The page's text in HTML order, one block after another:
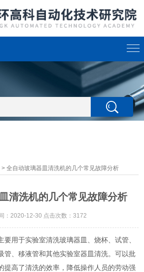
> 全自动玻璃器皿清洗机的几个常见故障分析
清洗机的几个常见故障分析
：2020-12-30 点击次数：3172
要用于实验室清洗玻璃器皿、烧杯、试管、
管、移液管和其他实验室器皿清洗。可以批
提高了清洗的效率，降低操作人员的劳动强